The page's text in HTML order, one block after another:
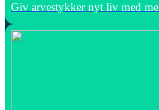
Giv arvestykker nyt liv med